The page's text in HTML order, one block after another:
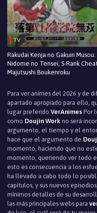
TV
Rakudai Kenja no Gakuin Musou:
Nidome no Tensei, S-Rank
Majutsushi Boukenroku
Para ver animes del 2026 y de
apartado apropiado para ello,
lugar preferido VerAnimes Por
como Doujin Work no será
argumento, el tiempo y el
hace que el argumento de
momento, haciendo que no
momento, queriendo ver todo
esto es consecuencia a los
ha llevado a cabo todo lo
capítulos, y sus nuevos
mínimos detalles de su
las más principales webs para